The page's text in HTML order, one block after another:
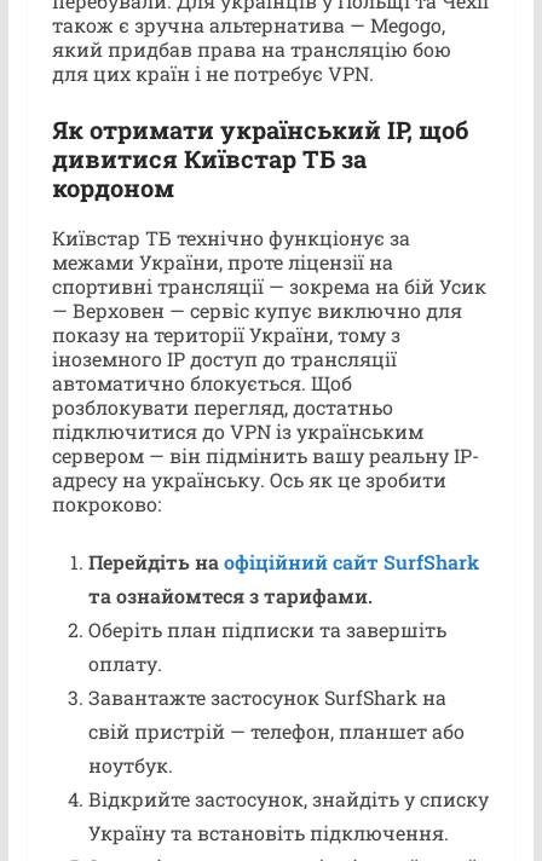
також є зручна альтернатива — Megogo,
який придбав права на трансляцію бою
для цих країн і не потребує VPN.
Як отримати український IP, щоб
дивитися Київстар ТБ за
кордоном
Київстар ТБ технічно функціонує за
межами України, проте ліцензії на
спортивні трансляції — зокрема на бій Усик
— Верховен — сервіс купує виключно для
показу на території України, тому з
іноземного IP доступ до трансляції
автоматично блокується. Щоб
розблокувати перегляд, достатньо
підключитися до VPN із українським
сервером — він підмінить вашу реальну IP-
адресу на українську. Ось як це зробити
покроково:
Перейдіть наофіційний сайт SurfShark
та ознайомтеся з тарифами.
Оберіть план підписки та завершіть
оплату.
Завантажте застосунок SurfShark на
свій пристрій — телефон, планшет або
ноутбук.
Відкрийте застосунок, знайдіть у списку
Україну та встановіть підключення.